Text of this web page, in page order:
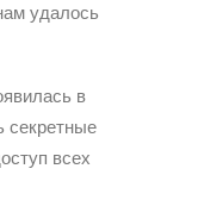
удалось
в
секретные
всех